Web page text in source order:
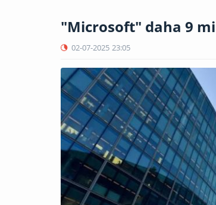
"Microsoft" daha 9
02-07-2025 23:05